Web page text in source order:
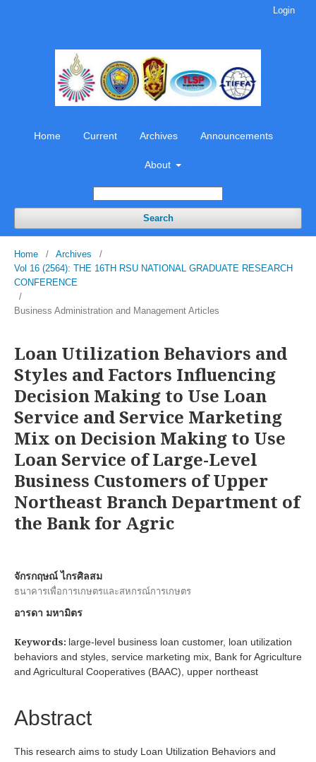
Home Current Archives Announcements
About
Search
Login
Home / Archives
/
Vol 16 (2564): THE 16TH RSU NATIONAL GRADUATE RESEARCH
CONFERENCE
/
Business Administration and Management Articles
Loan Utilization Behaviors and
Styles and Factors Influencing
Decision Making to Use Loan
Service and Service Marketing
Mix on Decision Making to Use
Loan Service of Large-Level
Business Customers of Upper
Northeast Branch Department of
the Bank for Agric
จักรกฤษณ์ ไกรศิลสม
ธนาคารเพื่อการเกษตรและสหกรณ์การเกษตร
อารดา มหามิตร
Keywords: large-level business loan customer, loan utilization
behaviors and styles, service marketing mix, Bank for Agriculture
and Agricultural Cooperatives (BAAC), upper northeast
Abstract
This research aims to study Loan Utilization Behaviors and